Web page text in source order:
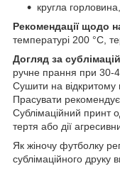
кругла
Рекомендації щодо
температурі 200 °C,
Догляд за
ручне прання при 30-
Сушити на відкритому
Прасувати
Сублімаційний принт
тертя або дії
Як жіночу футболку
сублімаційного